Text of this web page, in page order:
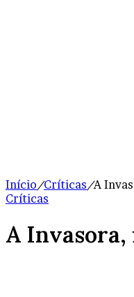
Início/Críticas/A
Críticas
A